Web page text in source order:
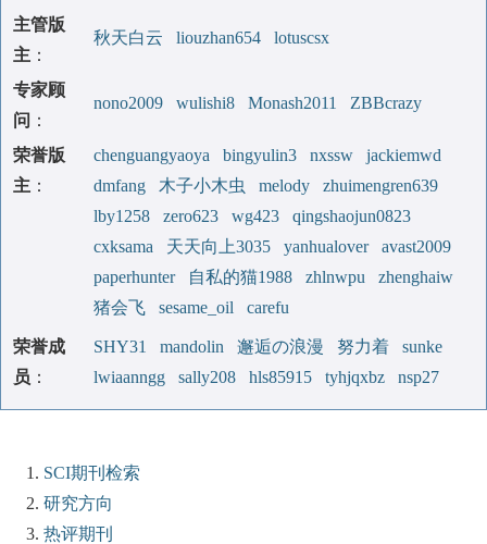
主管版
主 ：
秋天白云 liouzhan654 lotuscsx
专家顾
问 ：
nono2009 wulishi8 Monash2011 ZBBcrazy
荣誉版
主 ：
chenguangyaoya bingyulin3 nxssw
jackiemwd
dmfang
木子小木虫 melody
zhuimengren639
lby1258
zero623 wg423
qingshaojun0823
cxksama
天天向上3035 yanhualover
avast2009
paperhunter
自私的猫1988 zhlnwpu
zhenghaiw
猪会飞
sesame_oil carefu
荣誉成
员 ：
SHY31 mandolin 邂逅の浪漫 努力着
sunke
lwiaanngg
sally208 hls85915 tyhjqxbz nsp27
SCI期刊检索
研究方向
热评期刊